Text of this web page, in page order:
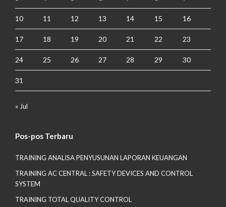
10 11 12 13 14 15 16
17 18 19 20 21 22 23
24 25 26 27 28 29 30
31
« Jul
Pos-pos Terbaru
TRAINING ANALISA PENYUSUNAN LAPORAN KEUANGAN
TRAINING AC CENTRAL : SAFETY DEVICES AND CONTROL
SYSTEM
TRAINING TOTAL QUALITY CONTROL